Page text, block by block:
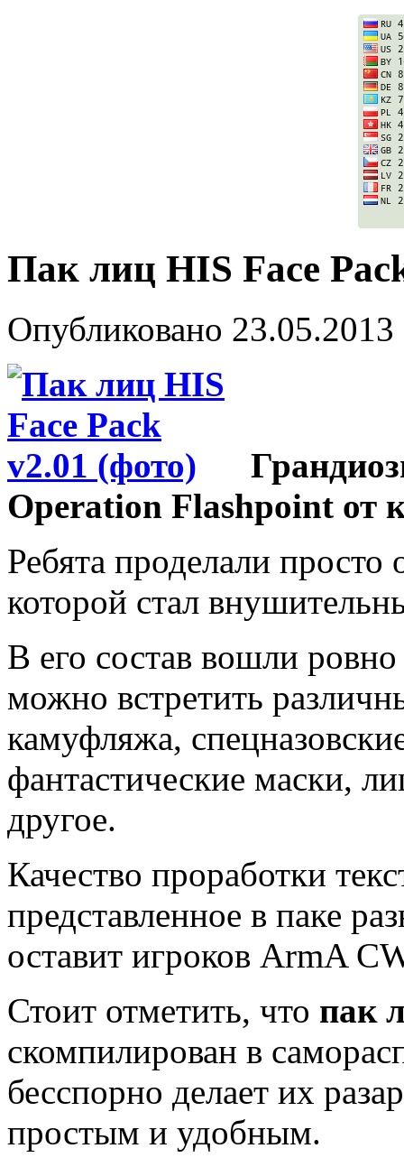
Пак лиц HIS Face
Опубликовано 23.05.2013
Operation Flashpoint от
Ребята проделали просто
которой стал
В его состав вошли
можно встретить
камуфляжа,
фантастические маски,
другое.
Качество проработки
представленное в паке
оставит игроков ArmA
Стоит отметить, что пак
скомпилирован в
бесспорно делает их
простым и удобным.